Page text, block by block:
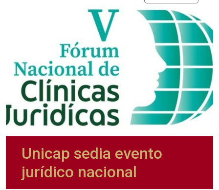
Unicap sedia evento
jurídico nacional